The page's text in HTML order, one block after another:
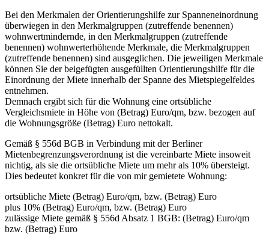
Bei den Merkmalen der Orientierungshilfe zur Spanneneinordnung
überwiegen in den Merkmalgruppen (zutreffende benennen)
wohnwertmindernde, in den Merkmalgruppen (zutreffende
benennen) wohnwerterhöhende Merkmale, die Merkmalgruppen
(zutreffende benennen) sind ausgeglichen. Die jeweiligen Merkmale
können Sie der beigefügten ausgefüllten Orientierungshilfe für die
Einordnung der Miete innerhalb der Spanne des Mietspiegelfeldes
entnehmen.
Demnach ergibt sich für die Wohnung eine ortsübliche
Vergleichsmiete in Höhe von (Betrag) Euro/qm, bzw. bezogen auf
die Wohnungsgröße (Betrag) Euro nettokalt.
Gemäß § 556d BGB in Verbindung mit der Berliner
Mietenbegrenzungsverordnung ist die vereinbarte Miete insoweit
nichtig, als sie die ortsübliche Miete um mehr als 10% übersteigt.
Dies bedeutet konkret für die von mir gemietete Wohnung:
ortsübliche Miete (Betrag) Euro/qm, bzw. (Betrag) Euro
plus 10% (Betrag) Euro/qm, bzw. (Betrag) Euro
zulässige Miete gemäß § 556d Absatz 1 BGB: (Betrag) Euro/qm
bzw. (Betrag) Euro